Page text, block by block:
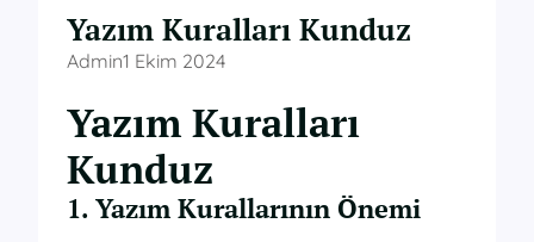
Yazım Kuralları Kunduz
Admin1 Ekim 2024
Yazım Kuralları
Kunduz
1. Yazım Kurallarının Önemi